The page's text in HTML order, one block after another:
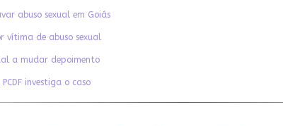
abuso sexual em Goiás
vítima de abuso sexual
a mudar depoimento
investiga o caso